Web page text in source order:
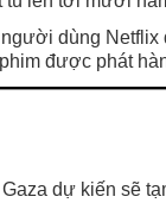
dùng Netflix
được phát
dự kiến sẽ